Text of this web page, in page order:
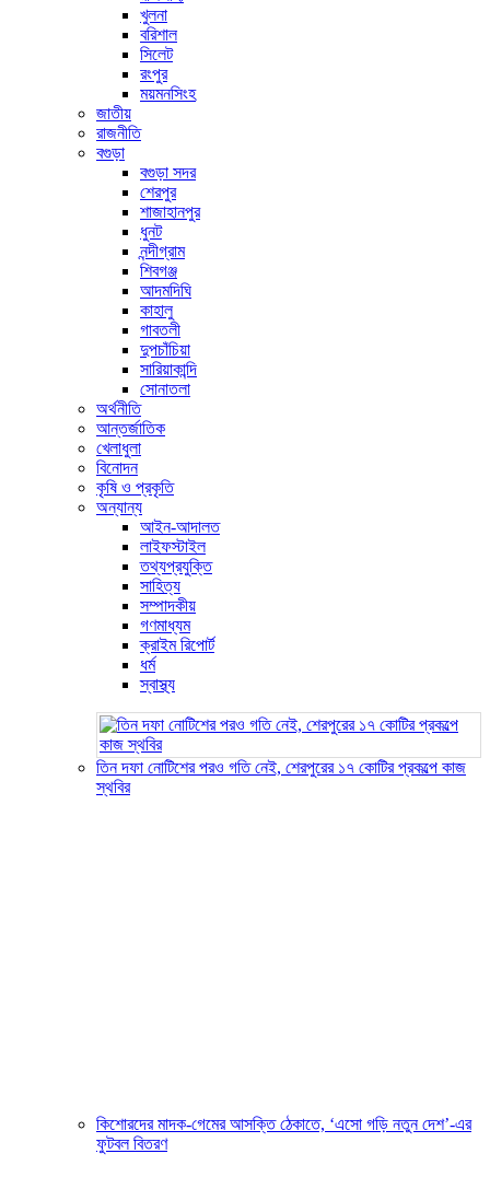
খুলনা
বরিশাল
সিলেট
রংপুর
ময়মনসিংহ
জাতীয়
রাজনীতি
বগুড়া
বগুড়া সদর
শেরপুর
শাজাহানপুর
ধুনট
নন্দীগ্রাম
শিবগঞ্জ
আদমদিঘি
কাহালু
গাবতলী
দুপচাঁচিয়া
সারিয়াকান্দি
সোনাতলা
অর্থনীতি
আন্তর্জাতিক
খেলাধুলা
বিনোদন
কৃষি ও প্রকৃতি
অন্যান্য
আইন-আদালত
লাইফস্টাইল
তথ্যপ্রযুক্তি
সাহিত্য
সম্পাদকীয়
গণমাধ্যম
ক্রাইম রিপোর্ট
ধর্ম
স্বাস্থ্য
তিন দফা নোটিশের পরও গতি নেই, শেরপুরের ১৭ কোটির প্রকল্পে কাজ
স্থবির
কিশোরদের মাদক-গেমের আসক্তি ঠেকাতে, ‘এসো গড়ি নতুন দেশ’-এর
ফুটবল বিতরণ